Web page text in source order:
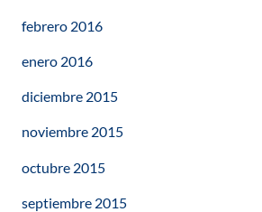
febrero 2016
enero 2016
diciembre 2015
noviembre 2015
octubre 2015
septiembre 2015